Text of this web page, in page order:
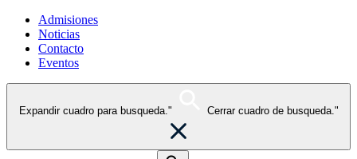
Admisiones
Noticias
Contacto
Eventos
Expandir cuadro para busqueda." Cerrar cuadro de busqueda."